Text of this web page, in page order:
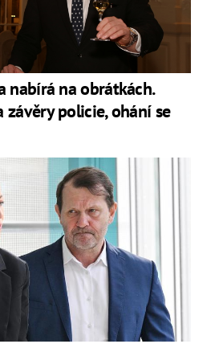
nabírá na obrátkách.
závěry policie, ohání se